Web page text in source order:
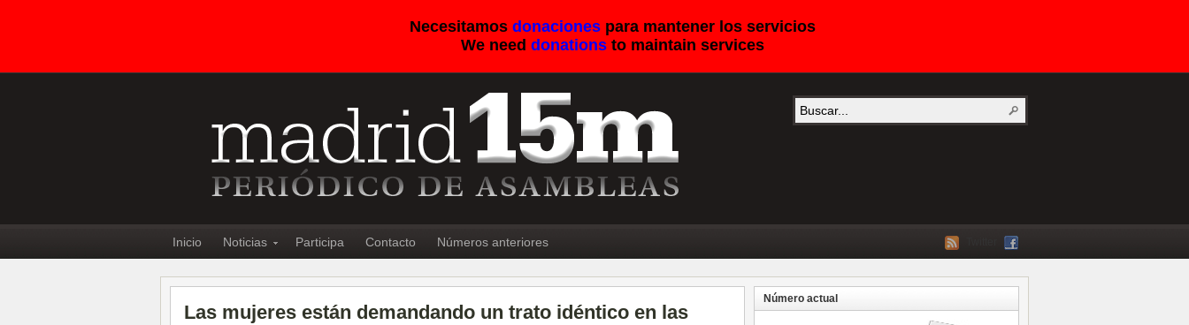
Necesitamos donacionespara mantener los servicios
We need donationsto maintain services
Inicio Noticias Participa Contacto Números anteriores
Las mujeres están demandando un trato idéntico en las
Número actual